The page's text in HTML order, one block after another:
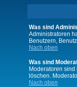
Was sind
Administratoren
Benutzern,
Nach oben
Was sind
Moderatoren
löschen.
Nach oben